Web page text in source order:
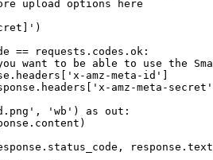
upload options here
== requests.codes.ok:
want to be able to use the
amz-meta-id']
amz-meta-
'wb') as out: